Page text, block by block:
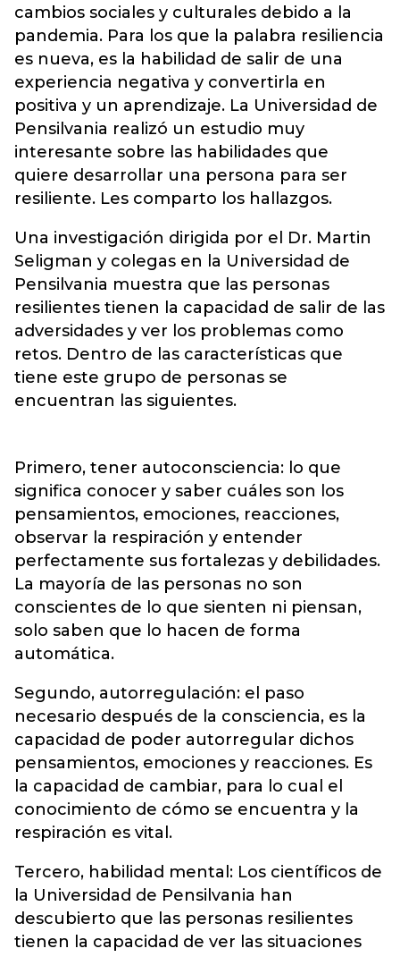
cambios sociales y culturales debido a la
pandemia. Para los que la palabra resiliencia
es nueva, es la habilidad de salir de una
experiencia negativa y convertirla en
positiva y un aprendizaje. La Universidad de
Pensilvania realizó un estudio muy
interesante sobre las habilidades que
quiere desarrollar una persona para ser
resiliente. Les comparto los hallazgos.
Una investigación dirigida por el Dr. Martin
Seligman y colegas en la Universidad de
Pensilvania muestra que las personas
resilientes tienen la capacidad de salir de las
adversidades y ver los problemas como
retos. Dentro de las características que
tiene este grupo de personas se
encuentran las siguientes.
Primero, tener autoconsciencia: lo que
significa conocer y saber cuáles son los
pensamientos, emociones, reacciones,
observar la respiración y entender
perfectamente sus fortalezas y debilidades.
La mayoría de las personas no son
conscientes de lo que sienten ni piensan,
solo saben que lo hacen de forma
automática.
Segundo, autorregulación: el paso
necesario después de la consciencia, es la
capacidad de poder autorregular dichos
pensamientos, emociones y reacciones. Es
la capacidad de cambiar, para lo cual el
conocimiento de cómo se encuentra y la
respiración es vital.
Tercero, habilidad mental: Los científicos de
la Universidad de Pensilvania han
descubierto que las personas resilientes
tienen la capacidad de ver las situaciones